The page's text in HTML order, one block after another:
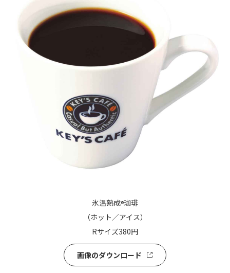
氷温熟成®珈琲
（ホット／アイス）
Rサイズ380円
画像のダウンロード